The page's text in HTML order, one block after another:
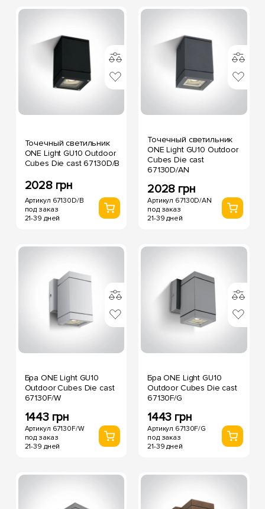
Точечный светильник
ONE Light GU10 Outdoor
Cubes Die cast 67130D/B
2028 грн
Артикул 67130D/B
под заказ
21-39 дней
Точечный светильник
ONE Light GU10 Outdoor
Cubes Die cast
67130D/AN
2028 грн
Артикул 67130D/AN
под заказ
21-39 дней
Бра ONE Light GU10
Outdoor Cubes Die cast
67130F/W
1443 грн
Артикул 67130F/W
под заказ
21-39 дней
Бра ONE Light GU10
Outdoor Cubes Die cast
67130F/G
1443 грн
Артикул 67130F/G
под заказ
21-39 дней